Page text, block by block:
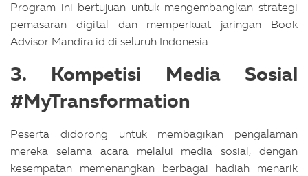
Program ini bertujuan untuk mengembangkan strategi
pemasaran digital dan memperkuat jaringan Book
Advisor Mandira.id di seluruh Indonesia.
3. Kompetisi Media Sosial
#MyTransformation
Peserta didorong untuk membagikan pengalaman
mereka selama acara melalui media sosial, dengan
kesempatan memenangkan berbagai hadiah menarik